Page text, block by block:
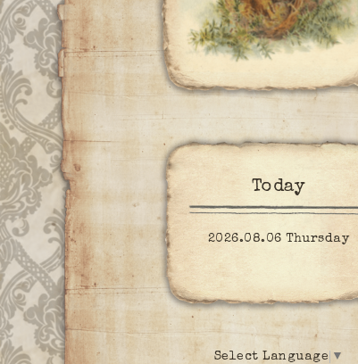
Today
2026.08.06 Thursday
Select Language ▼